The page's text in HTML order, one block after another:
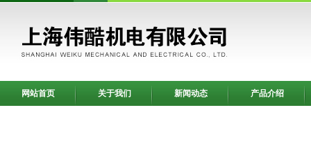
网站首页 关于我们 新闻动态 产品介绍